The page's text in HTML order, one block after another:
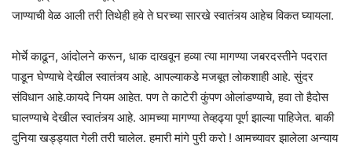
जाण्याची वेळ आली तरी तिथेही हवे ते घरच्या सारखे स्वातंत्र्य आहेच विकत घ्यायला.
मोर्चे काढून, आंदोलने करून, धाक दाखवून हव्या त्या मागण्या जबरदस्तीने पदरात
पाडून घेण्याचे देखील स्वातंत्र्य आहे. आपल्याकडे मजबूत लोकशाही आहे. सुंदर
संविधान आहे.कायदे नियम आहेत. पण ते काटेरी कुंपण ओलांडण्याचे, हवा तो हैदोस
घालण्याचे देखील स्वातंत्र्य आहे. आमच्या मागण्या तेव्हढ्या पूर्ण झाल्या पाहिजेत. बाकी
दुनिया खड्ड्यात गेली तरी चालेल. हमारी मांगे पुरी करो ! आमच्यावर झालेला अन्याय